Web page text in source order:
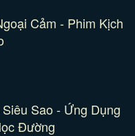
Cảm - Phim Kịch
Sao - Ứng Dụng
Đường